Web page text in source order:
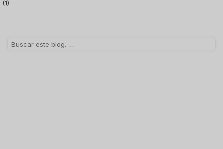
(1)